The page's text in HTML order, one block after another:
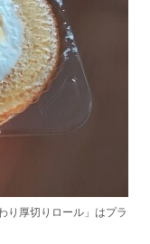
り厚切りロール」はプラ